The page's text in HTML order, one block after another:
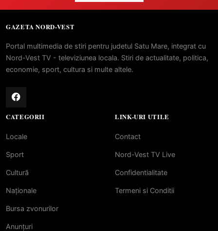
GAZETA NORD-VEST
Portal multimedia de stiri pentru judetul Satu Mare, integrat cu
Nord-Vest TV - televiziunea locala. Stiri de actualitate, politica,
economie, sport, cultura si multe altele.
CATEGORII
Locale
Sport
Cultură
Naționale
Bursa zvonurilor
Anunțuri
LINK-URI UTILE
Contact
Nord-Vest TV Live
Confidentialitate
Termeni si Conditii